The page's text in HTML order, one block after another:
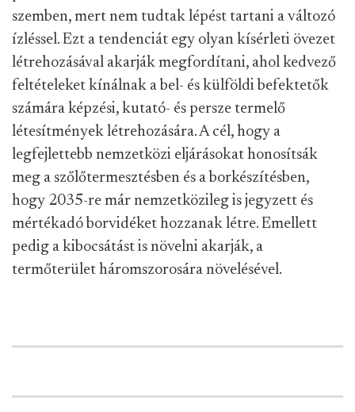
szemben, mert nem tudtak lépést tartani a változó
ízléssel. Ezt a tendenciát egy olyan kísérleti övezet
létrehozásával akarják megfordítani, ahol kedvező
feltételeket kínálnak a bel- és külföldi befektetők
számára képzési, kutató- és persze termelő
létesítmények létrehozására. A cél, hogy a
legfejlettebb nemzetközi eljárásokat honosítsák
meg a szőlőtermesztésben és a borkészítésben,
hogy 2035-re már nemzetközileg is jegyzett és
mértékadó borvidéket hozzanak létre. Emellett
pedig a kibocsátást is növelni akarják, a
termőterület háromszorosára növelésével.